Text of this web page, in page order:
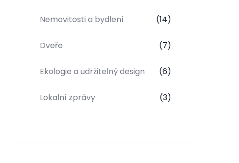
Nemovitosti a bydlení (14)
Dveře (7)
Ekologie a udržitelný design (6)
Lokalní zprávy (3)